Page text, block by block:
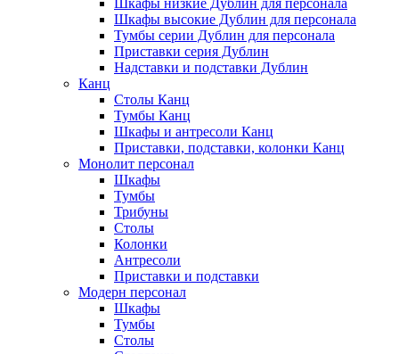
Шкафы высокие Дублин для персонала
Тумбы серии Дублин для персонала
Приставки серия Дублин
Надставки и подставки Дублин
Канц
Столы Канц
Тумбы Канц
Шкафы и антресоли Канц
Приставки, подставки, колонки Канц
Монолит персонал
Шкафы
Тумбы
Трибуны
Столы
Колонки
Антресоли
Приставки и подставки
Модерн персонал
Шкафы
Тумбы
Столы